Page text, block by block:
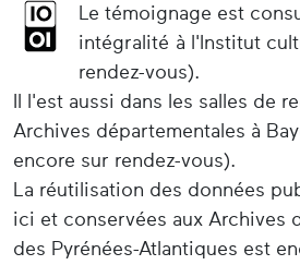
Le témoignage est
intégralité à l'Institut
rendez-vous).
Il l'est aussi dans les salles de
Archives départementales à
encore sur rendez-vous).
La réutilisation des données
ici et conservées aux Archives
des Pyrénées-Atlantiques est